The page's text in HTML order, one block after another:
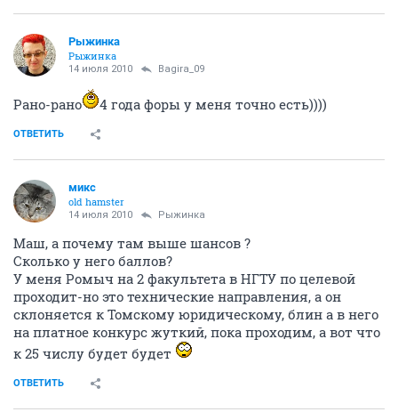
Рыжинка
Рыжинка
14 июля 2010 Bagira_09
Рано-рано 4 года форы у меня точно есть))))
ОТВЕТИТЬ
микс
old hamster
14 июля 2010 Рыжинка
Маш, а почему там выше шансов ?
Сколько у него баллов?
У меня Ромыч на 2 факультета в НГТУ по целевой
проходит-но это технические направления, а он
склоняется к Томскому юридическому, блин а в него
на платное конкурс жуткий, пока проходим, а вот что
к 25 числу будет будет
ОТВЕТИТЬ